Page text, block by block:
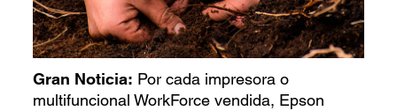
Gran Noticia: Por cada impresora o
multifuncional WorkForce vendida, Epson